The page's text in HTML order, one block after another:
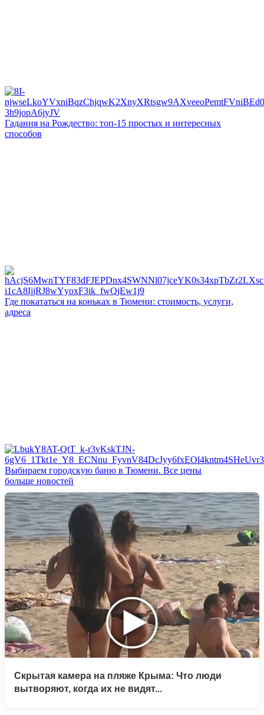
Гадания на Рождество: топ-15 простых и интересных
способов
Где покататься на коньках в Тюмени: стоимость, услуги,
адреса
Выбираем городскую баню в Тюмени. Все цены
больше новостей
Скрытая камера на пляже Крыма: Что люди
вытворяют, когда их не видят...